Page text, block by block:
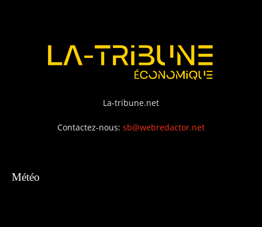
La-tribune.net
Contactez-nous: sb@webredactor.net
Météo